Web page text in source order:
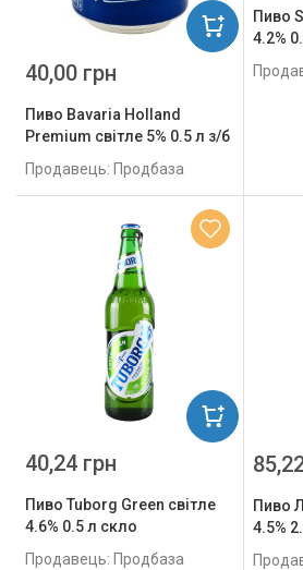
Пиво Bavaria Holland
Premium світле 5% 0.5 л з/б
Продавець: Продбаза
40,00 грн
Пиво
4.2%
Пиво Tuborg Green світле
4.6% 0.5 л скло
Продавець: Продбаза
40,24 грн
Пиво
4.5%